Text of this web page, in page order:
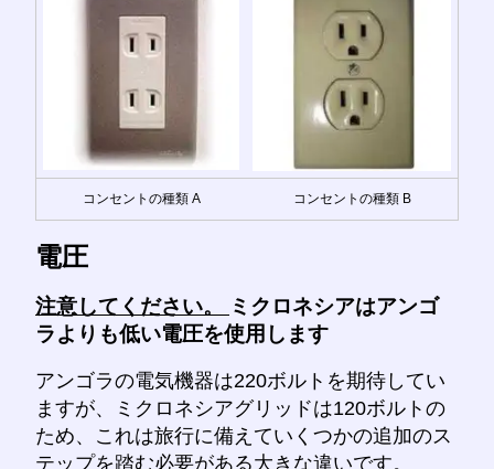
コンセントの種類 A コンセントの種類 B
電圧
注意してください。
ミクロネシアはアンゴ
ラよりも低い電圧を使用します
アンゴラの電気機器は220ボルトを期待してい
ますが、ミクロネシアグリッドは120ボルトの
ため、これは旅行に備えていくつかの追加のス
テップを踏む必要がある大きな違いです。